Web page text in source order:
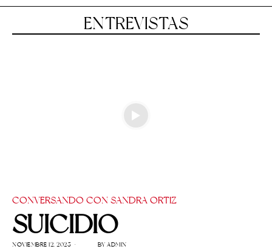
ENTREVISTAS
CONVERSANDO CON SANDRA ORTIZ
SUICIDIO
NOVIEMBRE 12, 2025 BY ADMIN